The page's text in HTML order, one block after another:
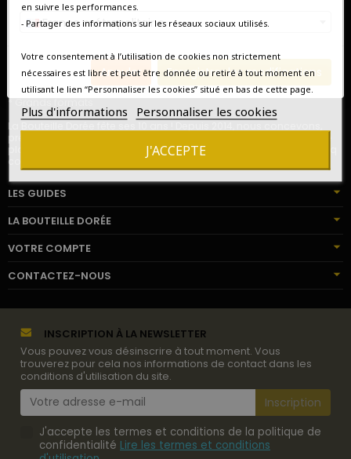
France métropolitaine
Annuler Enregistrer les modifications
* Vins de France et d'ailleurs
* Coffrets vins
* Coffrets Champagne
* Vieux millésimes
* Grands formats
La Bouteille Dorée fête ses 10 ans ! Depuis 2014, nous concevons,
préparons et livrons des cadeaux de vins et champagnes pour le
plaisir de milliers de destinataires en France, en Europe, sur les cinq
continents.
LES GUIDES
LA BOUTEILLE DORÉE
VOTRE COMPTE
CONTACTEZ-NOUS
en suivre les performances.
- Partager des informations sur les réseaux sociaux utilisés.
Votre consentement à l’utilisation de cookies non strictement
nécessaires est libre et peut être donnée ou retiré à tout moment en
utilisant le lien “Personnaliser les cookies” situé en bas de cette page.
Plus d'informations Personnaliser les cookies
J'ACCEPTE
INSCRIPTION À LA NEWSLETTER
Vous pouvez vous désinscrire à tout moment. Vous
trouverez pour cela nos informations de contact dans les
conditions d'utilisation du site.
J'accepte les termes et conditions de la politique de
confidentialité Lire les termes et conditions